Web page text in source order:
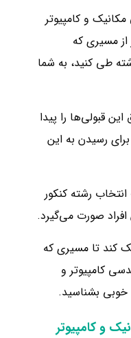
و کامپیوتر
مسیری که
طی کنید، به شما
این قبولی‌ها را پیدا
رسیدن به این
رشته کنکور
صورت می‌گیرد.
کند تا مسیری که
کامپیوتر و
خوبی بشناسید.
و کامپیوتر